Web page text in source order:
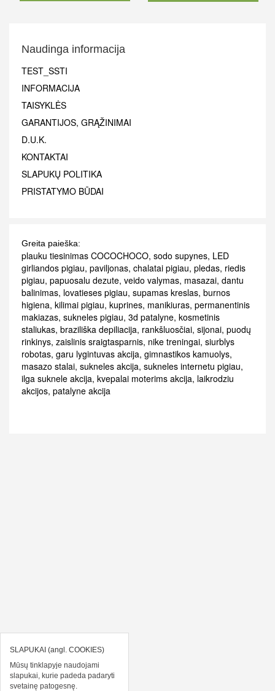
SLAPUKAI (angl. COOKIES)
Mūsų tinklapyje naudojami
slapukai, kurie padeda padaryti
svetainę patogesnę.
Naudinga informacija
TEST_SSTI
INFORMACIJA
TAISYKLĖS
GARANTIJOS, GRĄŽINIMAI
D.U.K.
KONTAKTAI
SLAPUKŲ POLITIKA
PRISTATYMO BŪDAI
Greita paieška:
plauku tiesinimas COCOCHOCO, sodo supynes, LED
girliandos pigiau, paviljonas, chalatai pigiau, pledas, riedis
pigiau, papuosalu dezute, veido valymas, masazai, dantu
balinimas, lovatieses pigiau, supamas kreslas, burnos
higiena, kilimai pigiau, kuprines, manikiuras, permanentinis
makiazas, sukneles pigiau, 3d patalyne, kosmetinis
staliukas, braziliška depiliacija, rankšluosčiai, sijonai, puodų
rinkinys, zaislinis sraigtasparnis, nike treningai, siurblys
robotas, garu lygintuvas akcija, gimnastikos kamuolys,
masazo stalai, sukneles akcija, sukneles internetu pigiau,
ilga suknele akcija, kvepalai moterims akcija, laikrodziu
akcijos, patalyne akcija